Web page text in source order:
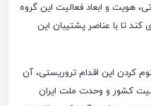
هویت و ابعاد فعالیت این گروه
تا با عناصر پشتیبان این
کردن این اقدام تروریستی، آن
کشور و وحدت ملت ایران